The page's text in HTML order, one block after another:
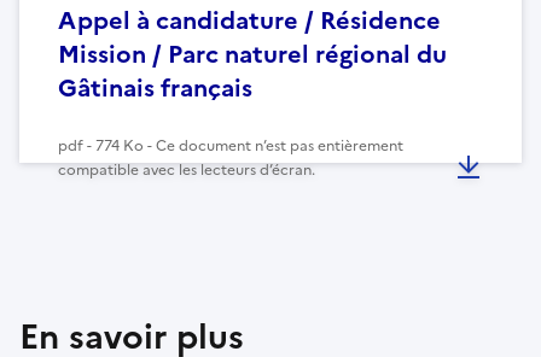
Appel à candidature / Résidence
Mission / Parc naturel régional du
Gâtinais français
pdf - 774 Ko - Ce document n’est pas entièrement
compatible avec les lecteurs d’écran.
En savoir plus